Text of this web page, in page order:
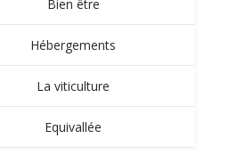
Bien être
Hébergements
La viticulture
Equivallée